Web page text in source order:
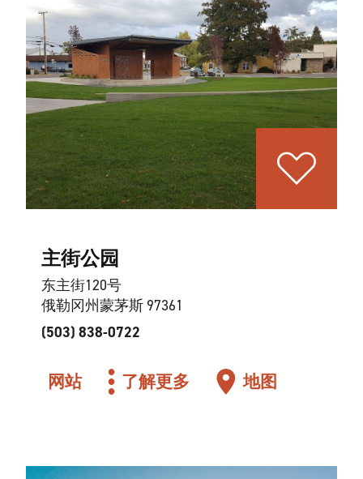
主街公园
东主街120号
俄勒冈州蒙茅斯 97361
(503) 838-0722
网站 了解更多 地图